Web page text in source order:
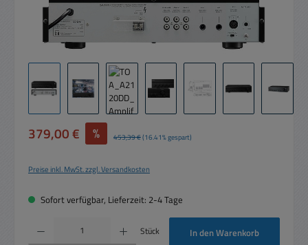
Verkaufspreis:
379,00 € % Regulärer Preis:
453,39 €(16.41% gespart)
Preise inkl. MwSt. zzgl. Versandkosten
Sofort verfügbar, Lieferzeit: 2-4 Tage
Produkt Anzahl: Gib den gewünschten Wert ein oder benutze die Schaltflächen um
Stück In den Warenkorb